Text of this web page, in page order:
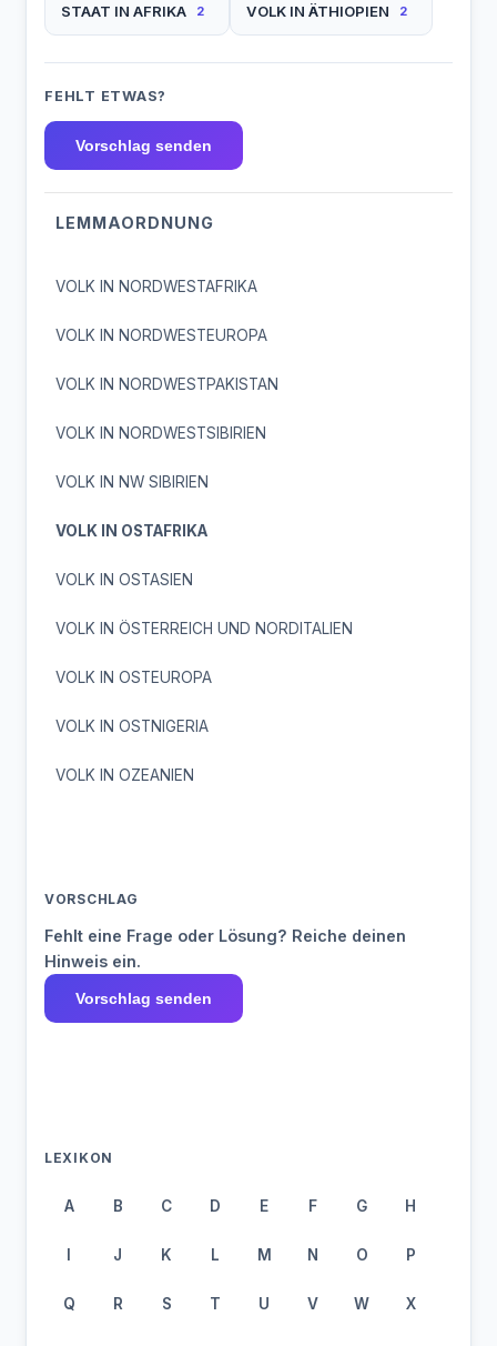
STAAT IN AFRIKA 2 VOLK IN ÄTHIOPIEN 2
FEHLT ETWAS?
Vorschlag senden
LEMMAORDNUNG
VOLK IN NORDWESTAFRIKA
VOLK IN NORDWESTEUROPA
VOLK IN NORDWESTPAKISTAN
VOLK IN NORDWESTSIBIRIEN
VOLK IN NW SIBIRIEN
VOLK IN OSTAFRIKA
VOLK IN OSTASIEN
VOLK IN ÖSTERREICH UND NORDITALIEN
VOLK IN OSTEUROPA
VOLK IN OSTNIGERIA
VOLK IN OZEANIEN
VORSCHLAG
Fehlt eine Frage oder Lösung? Reiche deinen
Hinweis ein.
Vorschlag senden
LEXIKON
A B C D E F G H
I J K L M N O P
Q R S T U V W X